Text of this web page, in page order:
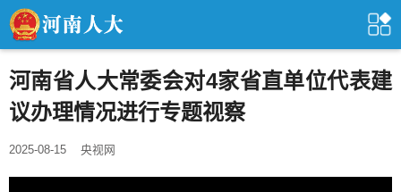
河南省人大常委会对4家省直单位代表建
议办理情况进行专题视察
2025-08-15 央视网